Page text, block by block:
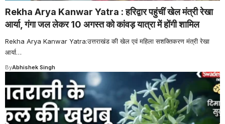
Rekha Arya Kanwar Yatra : हरिद्वार पहुंचीं खेल मंत्री रेखा
आर्या, गंगा जल लेकर 10 अगस्त को कांवड़ यात्रा में होंगी शामिल
Rekha Arya Kanwar Yatra:उत्तराखंड की खेल एवं महिला सशक्तिकरण मंत्री रेखा
आर्या…
ByAbhishek Singh